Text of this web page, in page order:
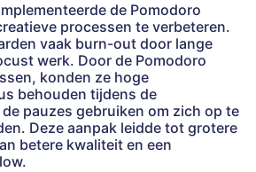
de Pomodoro
processen te verbeteren.
vaak burn-out door lange
werk. Door de Pomodoro
konden ze hoge
behouden tijdens de
pauzes gebruiken om zich op te
Deze aanpak leidde tot grotere
betere kwaliteit en een